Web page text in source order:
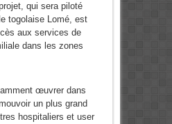
qui sera piloté
togolaise Lomé, est
aux services de
dans les zones
œuvrer dans
un plus grand
hospitaliers et user